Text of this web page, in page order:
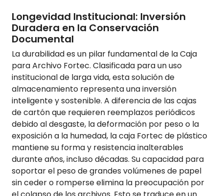
Longevidad Institucional: Inversión
Duradera en la Conservación
Documental
La durabilidad es un pilar fundamental de la Caja
para Archivo Fortec. Clasificada para un uso
institucional de larga vida, esta solución de
almacenamiento representa una inversión
inteligente y sostenible. A diferencia de las cajas
de cartón que requieren reemplazos periódicos
debido al desgaste, la deformación por peso o la
exposición a la humedad, la caja Fortec de plástico
mantiene su forma y resistencia inalterables
durante años, incluso décadas. Su capacidad para
soportar el peso de grandes volúmenes de papel
sin ceder o romperse elimina la preocupación por